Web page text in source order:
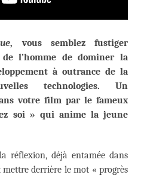
, vous semblez fustiger
l’homme de dominer la
à outrance de la
technologies. Un
votre film par le fameux
soi » qui anime la jeune
réflexion, déjà entamée dans
derrière le mot « progrès